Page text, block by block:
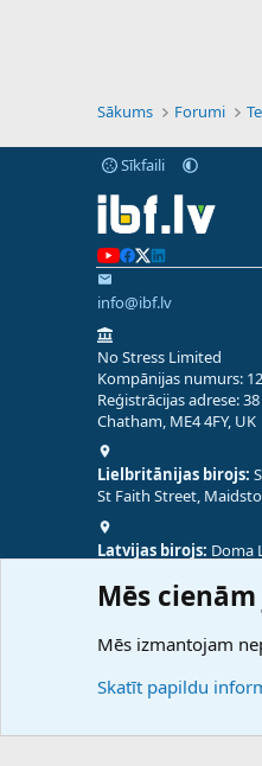
Sākums Forumi
Sīkfaili
info@ibf.lv
No Stress Limited
Kompānijas numurs:
Reģistrācijas adrese:
Chatham, ME4 4FY, UK
Lielbritānijas birojs:
St Faith Street,
Latvijas birojs: Doma
Mēs
Mēs izmantojam
Skatīt papildu